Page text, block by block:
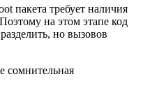
пакета требует наличия
на этом этапе код
но вызовов
сомнительная